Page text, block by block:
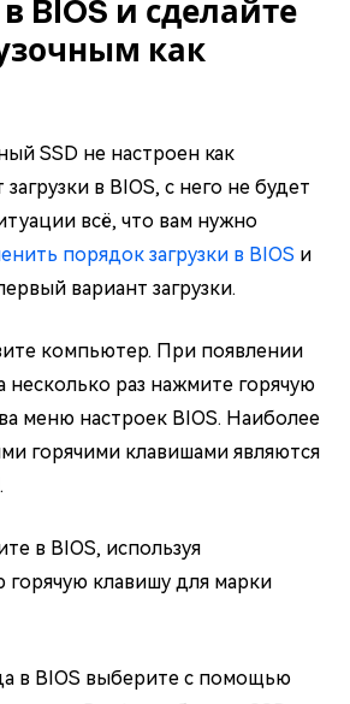
BIOS и сделайте
как
SSD не настроен как
в BIOS, с него не будет
всё, что вам нужно
порядок загрузки в BIOS и
вариант загрузки.
компьютер. При появлении
несколько раз нажмите горячую
меню настроек BIOS. Наиболее
горячими клавишами являются
в BIOS, используя
клавишу для марки
в BIOS выберите с помощью